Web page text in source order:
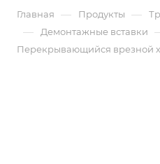
Главная — Продукты —
— Демонтажные вставки
Перекрывающийся врезной